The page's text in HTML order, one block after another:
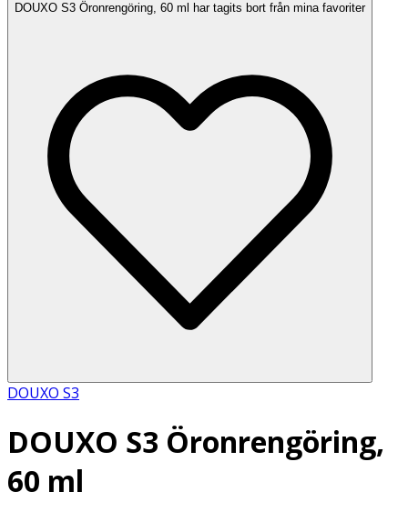
DOUXO S3 Öronrengöring, 60 ml har tagits bort från mina favoriter
DOUXO S3
DOUXO S3 Öronrengöring,
60 ml